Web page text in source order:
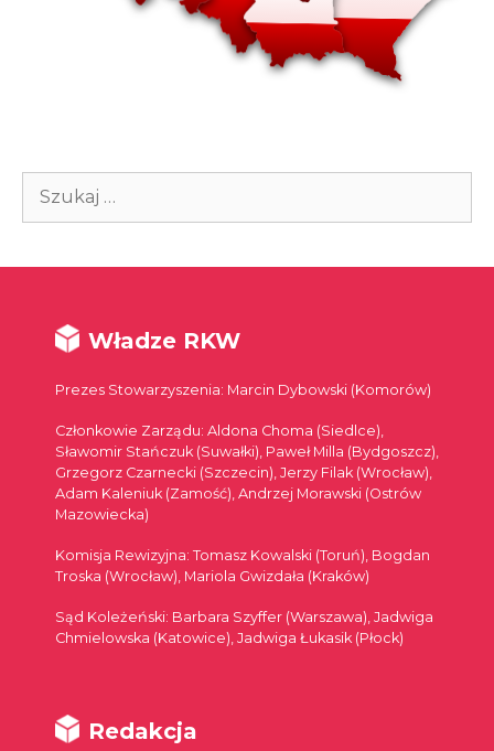
Szukaj:
Władze RKW
Prezes Stowarzyszenia: Marcin Dybowski (Komorów)
Członkowie Zarządu: Aldona Choma (Siedlce),
Sławomir Stańczuk (Suwałki), Paweł Milla (Bydgoszcz),
Grzegorz Czarnecki (Szczecin), Jerzy Filak (Wrocław),
Adam Kaleniuk (Zamość), Andrzej Morawski (Ostrów
Mazowiecka)
Komisja Rewizyjna: Tomasz Kowalski (Toruń), Bogdan
Troska (Wrocław), Mariola Gwizdała (Kraków)
Sąd Koleżeński: Barbara Szyffer (Warszawa), Jadwiga
Chmielowska (Katowice), Jadwiga Łukasik (Płock)
Redakcja